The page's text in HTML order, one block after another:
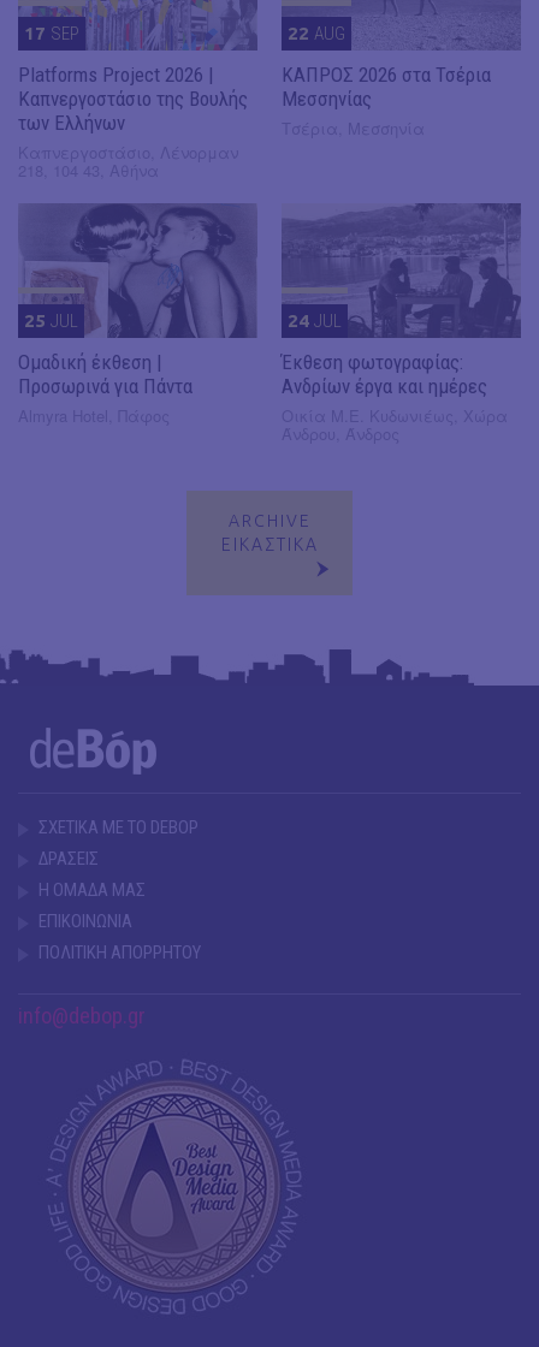
17 SEP
Platforms Project 2026 |
Καπνεργοστάσιο της Βουλής
των Ελλήνων
22 AUG
ΚΑΠΡΟΣ 2026 στα Τσέρια
Μεσσηνίας
25 JUL
Ομαδική έκθεση |
Προσωρινά για Πάντα
24 JUL
Έκθεση φωτογραφίας:
Ανδρίων έργα και ημέρες
ARCHIVE
ΕΙΚΑΣΤΙΚΑ
ΣΧΕΤΙΚΑ ΜΕ ΤΟ DEBOP
ΔΡΑΣΕΙΣ
Η ΟΜΑΔΑ ΜΑΣ
ΕΠΙΚΟΙΝΩΝΙΑ
ΠΟΛΙΤΙΚΗ ΑΠΟΡΡΗΤΟΥ
info@debop.gr